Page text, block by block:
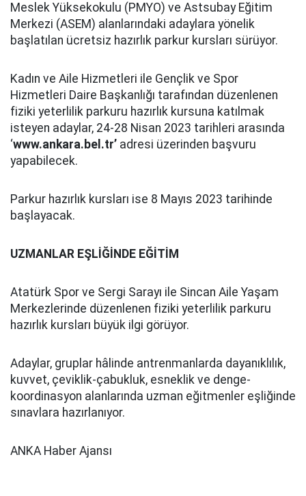
Meslek Yüksekokulu (PMYO) ve Astsubay Eğitim
Merkezi (ASEM) alanlarındaki adaylara yönelik
başlatılan ücretsiz hazırlık parkur kursları sürüyor.
Kadın ve Aile Hizmetleri ile Gençlik ve Spor
Hizmetleri Daire Başkanlığı tarafından düzenlenen
fiziki yeterlilik parkuru hazırlık kursuna katılmak
isteyen adaylar, 24-28 Nisan 2023 tarihleri arasında
‘www.ankara.bel.tr’ adresi üzerinden başvuru
yapabilecek.
Parkur hazırlık kursları ise 8 Mayıs 2023 tarihinde
başlayacak.
UZMANLAR EŞLİĞİNDE EĞİTİM
Atatürk Spor ve Sergi Sarayı ile Sincan Aile Yaşam
Merkezlerinde düzenlenen fiziki yeterlilik parkuru
hazırlık kursları büyük ilgi görüyor.
Adaylar, gruplar hâlinde antrenmanlarda dayanıklılık,
kuvvet, çeviklik-çabukluk, esneklik ve denge-
koordinasyon alanlarında uzman eğitmenler eşliğinde
sınavlara hazırlanıyor.
ANKA Haber Ajansı